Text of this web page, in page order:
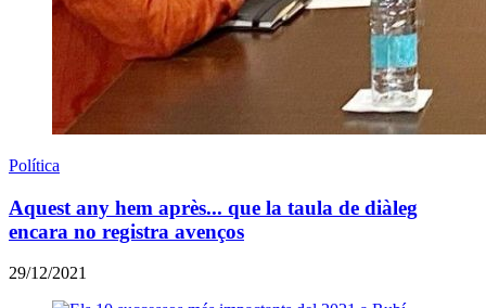
Política
Aquest any hem après... que la taula de diàleg
encara no registra avenços
29/12/2021